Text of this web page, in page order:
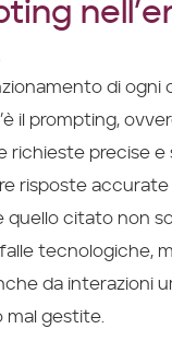
di ogni
il prompting,
richieste precise
risposte accurate
quello citato non
tecnologiche,
da interazioni
mal gestite.